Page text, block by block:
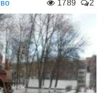
1789 2